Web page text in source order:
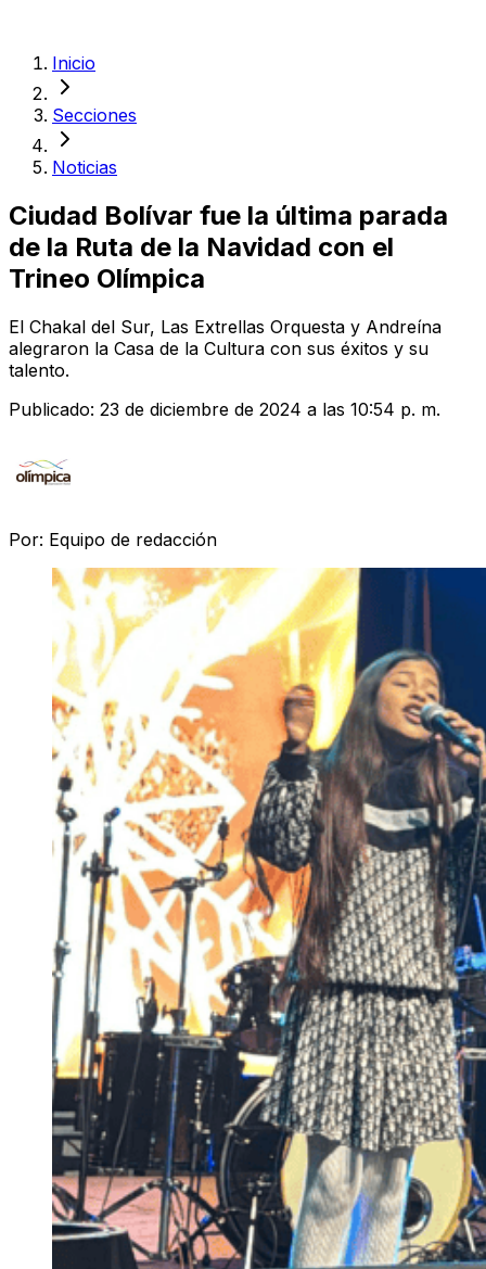
Inicio
Secciones
Noticias
Ciudad Bolívar fue la última parada
de la Ruta de la Navidad con el
Trineo Olímpica
El Chakal del Sur, Las Extrellas Orquesta y Andreína
alegraron la Casa de la Cultura con sus éxitos y su
talento.
Publicado: 23 de diciembre de 2024 a las 10:54 p. m.
Por: Equipo de redacción